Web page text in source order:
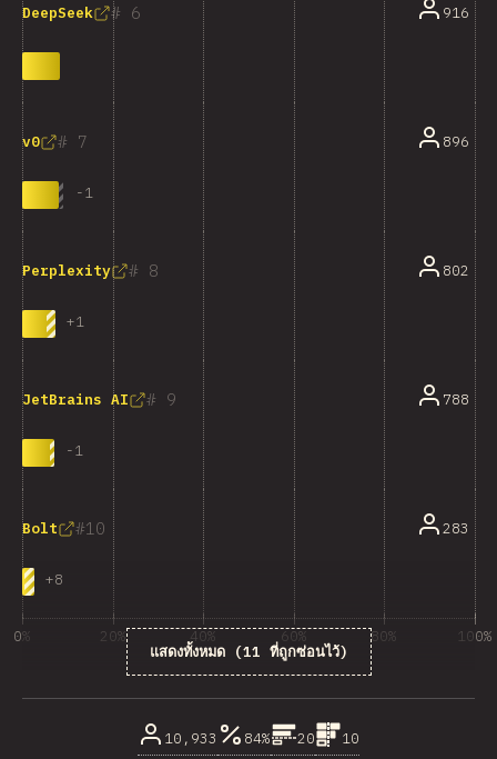
6
DeepSeek 916
7
v0
-1
896
8
Perplexity
+1
802
9
JetBrains AI
-1
788
10
Bolt
+8
283
แสดงทั้งหมด (11 ที่ถูกซ่อนไว้)
0% 20% 40% 60% 80% 100%
10,933 84% 20
10